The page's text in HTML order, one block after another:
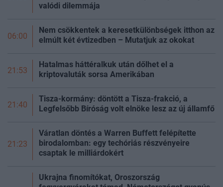
valódi dilemmája
06:00
Nem csökkentek a keresetkülönbségek itthon az
elmúlt két évtizedben – Mutatjuk az okokat
21:53
Hatalmas háttéralkuk után dőlhet el a
kriptovaluták sorsa Amerikában
21:40
Tisza-kormány: döntött a Tisza-frakció, a
Legfelsőbb Bíróság volt elnöke lesz az új államfő
21:23
Váratlan döntés a Warren Buffett felépítette
birodalomban: egy techóriás részvényeire
csaptak le milliárdokért
Ukrajna finomítókat, Oroszország